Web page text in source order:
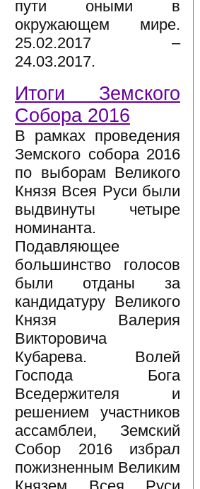
пути оными в
окружающем мире.
25.02.2017 –
24.03.2017.
Итоги Земского
Собора 2016
В рамках проведения
Земского собора 2016
по выборам Великого
Князя Всея Руси были
выдвинуты четыре
номинанта.
Подавляющее
большинство голосов
были отданы за
кандидатуру Великого
Князя Валерия
Викторовича
Кубарева. Волей
Господа Бога
Вседержителя и
решением участников
ассамблеи, Земский
Собор 2016 избрал
пожизненным Великим